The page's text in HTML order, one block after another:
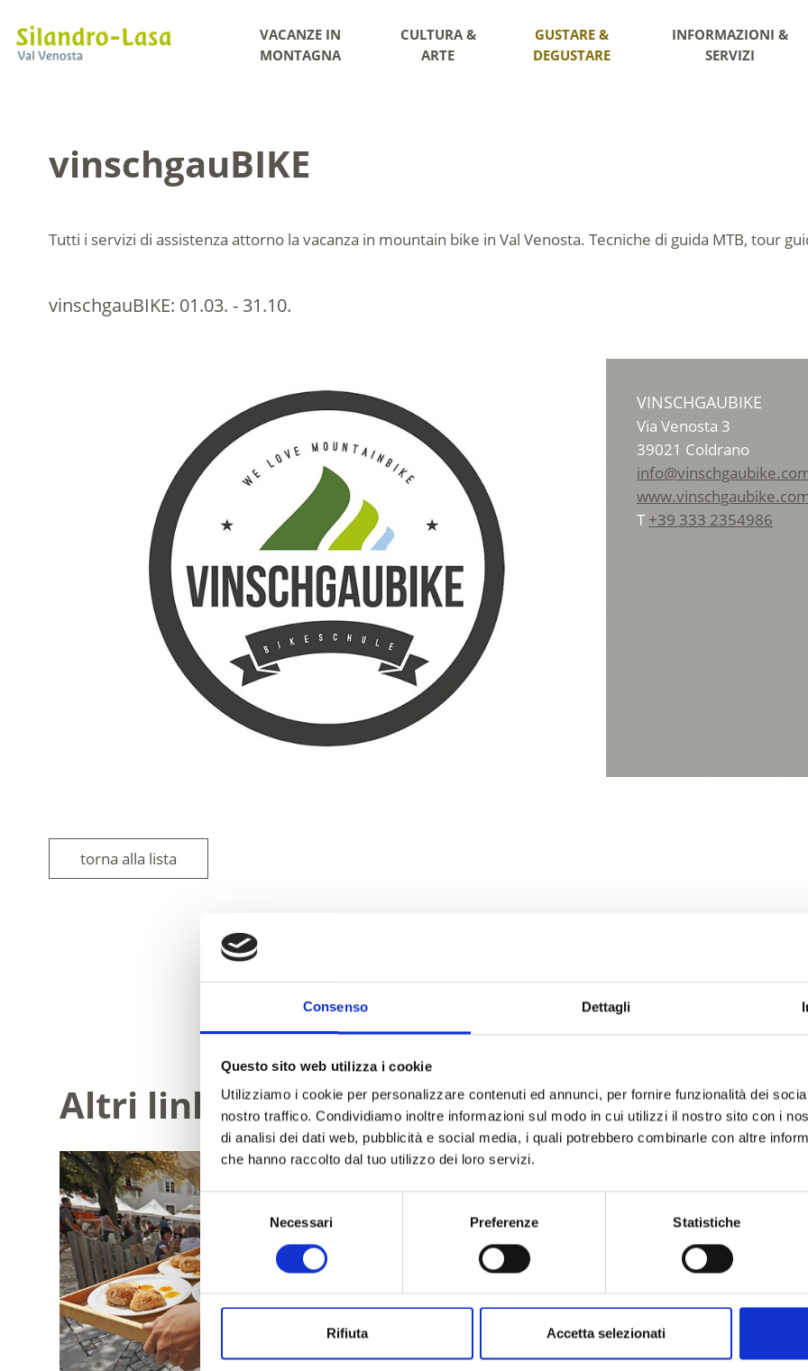
Consenso Dettagli
Questo sito web utilizza i cookie
Utilizziamo i cookie per personalizzare contenuti ed annunci, per fornire funzionalità dei
nostro traffico. Condividiamo inoltre informazioni sul modo in cui utilizzi il nostro sito con i
di analisi dei dati web, pubblicità e social media, i quali potrebbero combinarle con altre
che hanno raccolto dal tuo utilizzo dei loro servizi.
Selezione
del
consenso
Necessari Preferenze Statistiche
Rifiuta Accetta selezionati
VACANZE IN
MONTAGNA
CULTURA &
ARTE
GUSTARE &
DEGUSTARE
INFORMAZIONI &
SERVIZI
vinschgauBIKE
Tutti i servizi di assistenza attorno la vacanza in mountain bike in Val Venosta. Tecniche di guida MTB, tour
vinschgauBIKE: 01.03. - 31.10.
VINSCHGAUBIKE
Via Venosta 3
39021 Coldrano
T+39 333 2354986
torna alla lista
Altri link interessanti